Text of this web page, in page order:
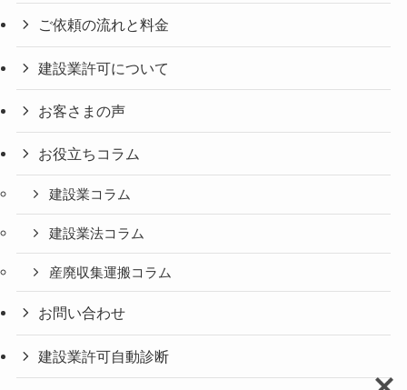
ご依頼の流れと料金
建設業許可について
お客さまの声
お役立ちコラム
建設業コラム
建設業法コラム
産廃収集運搬コラム
お問い合わせ
建設業許可自動診断